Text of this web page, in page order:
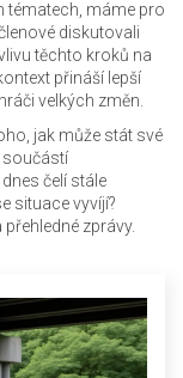
tématech, máme pro
diskutovali
těchto kroků na
přináší lepší
velkých změn.
jak může stát své
součástí
čelí stále
situace vyvíjí?
zprávy.